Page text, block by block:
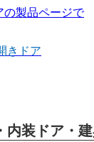
きドア
内装ドア・